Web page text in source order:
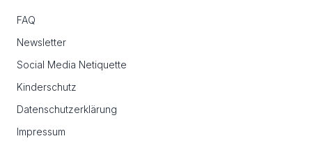
FAQ
Newsletter
Social Media Netiquette
Kinderschutz
Datenschutzerklärung
Impressum